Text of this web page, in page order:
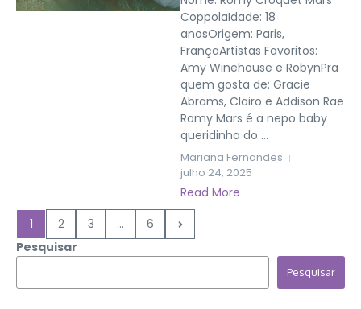
CoppolaIdade: 18
anosOrigem: Paris,
FrançaArtistas Favoritos:
Amy Winehouse e RobynPra
quem gosta de: Gracie
Abrams, Clairo e Addison Rae
Romy Mars é a nepo baby
queridinha do ...
Mariana Fernandes
julho 24, 2025
Read More
1
2 3 ...
6
Pesquisar
Pesquisar